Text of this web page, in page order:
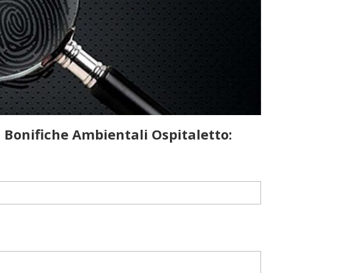
Bonifiche Ambientali Ospitaletto: